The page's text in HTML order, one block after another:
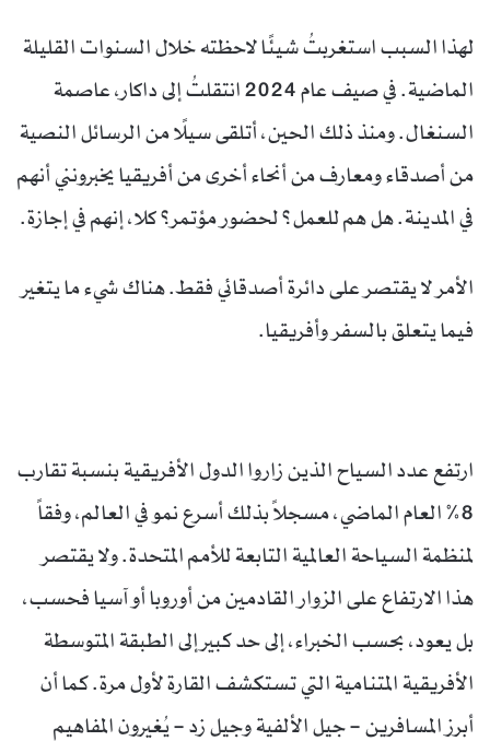
لهذا السبب استغربتُ شيئًا لاحظته خلال السنوات القليلة
الماضية. في صيف عام 2024 انتقلتُ إلى داكار، عاصمة
السنغال. ومنذ ذلك الحين، أتلقى سيلًا من الرسائل النصية
من أصدقاء ومعارف من أنحاء أخرى من أفريقيا يخبرونني أنهم
في المدينة. هل هم للعمل؟ لحضور مؤتمر؟ كلا، إنهم في إجازة.
الأمر لا يقتصر على دائرة أصدقائي فقط. هناك شيء ما يتغير
فيما يتعلق بالسفر وأفريقيا.
ارتفع عدد السياح الذين زاروا الدول الأفريقية بنسبة تقارب
8% العام الماضي، مسجلاً بذلك أسرع نمو في العالم، وفقاً
لمنظمة السياحة العالمية التابعة للأمم المتحدة. ولا يقتصر
هذا الارتفاع على الزوار القادمين من أوروبا أو آسيا فحسب،
بل يعود، بحسب الخبراء، إلى حد كبير إلى الطبقة المتوسطة
الأفريقية المتنامية التي تستكشف القارة لأول مرة. كما أن
أبرز المسافرين – جيل الألفية وجيل زد – يُغيرون المفاهيم